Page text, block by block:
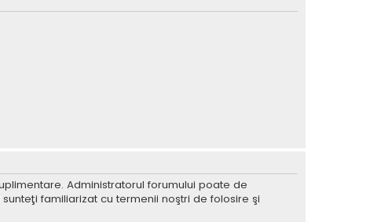
Administratorul forumului poate de
familiarizat cu termenii noştri de folosire şi